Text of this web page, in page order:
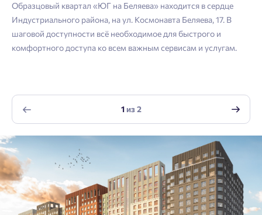
Отправить
Образцовый квартал «ЮГ на Беляева» находится в сердце
Индустриального района, на ул. Космонавта Беляева, 17. В
шаговой доступности всё необходимое для быстрого и
комфортного доступа ко всем важным сервисам и услугам.
1из2
Телефон
Отправить